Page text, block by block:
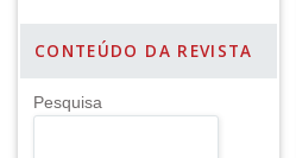
CONTEÚDO DA REVISTA
Pesquisa